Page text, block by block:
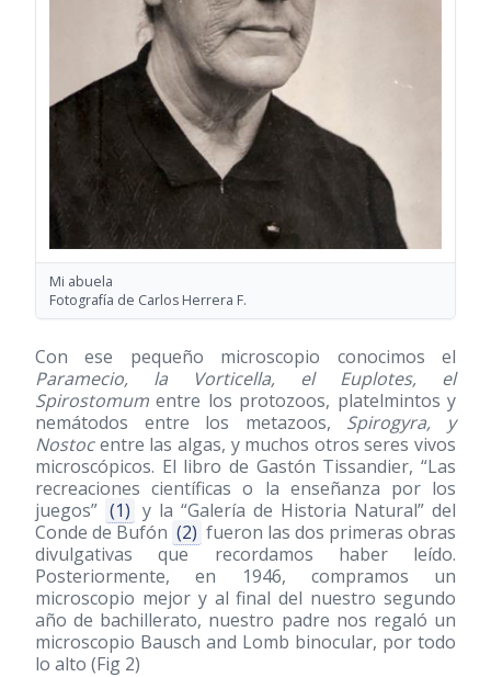
Mi abuela
Fotografía de Carlos Herrera F.
Con ese pequeño microscopio conocimos el
Paramecio, la Vorticella, el Euplotes, el
Spirostomum entre los protozoos, platelmintos y
nemátodos entre los metazoos, Spirogyra, y
Nostocentre las algas, y muchos otros seres vivos
microscópicos. El libro de Gastón Tissandier, “Las
recreaciones científicas o la enseñanza por los
juegos” (1) y la “Galería de Historia Natural” del
Conde de Bufón (2) fueron las dos primeras obras
divulgativas que recordamos haber leído.
Posteriormente, en 1946, compramos un
microscopio mejor y al final del nuestro segundo
año de bachillerato, nuestro padre nos regaló un
microscopio Bausch and Lomb binocular, por todo
lo alto (Fig 2)